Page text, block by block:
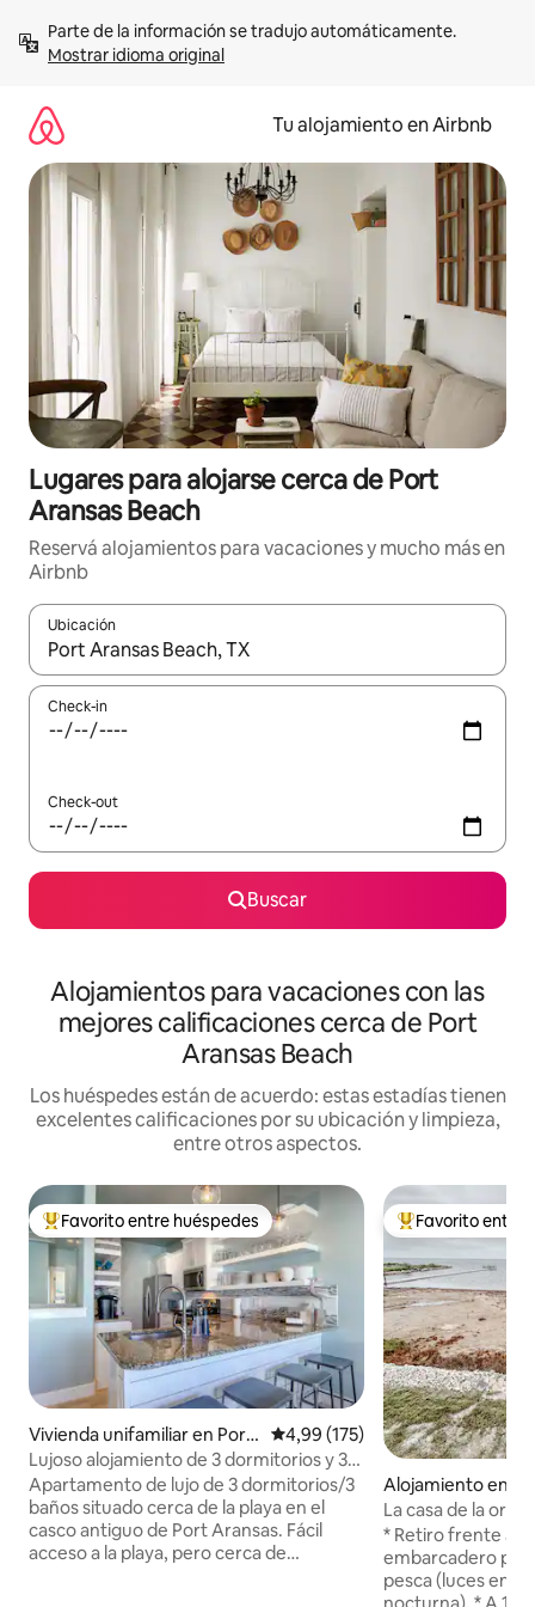
contenidoMostrar idioma original
Tu alojamiento en Airbnb
Lugares para alojarse cerca de Port
Aransas Beach
Reservá alojamientos para vacaciones y mucho más en
Airbnb
Ubicación
Cuando los resultados estén disponibles, navegá con las
Check-in
Check-out
Buscar
Alojamientos para vacaciones con las
mejores calificaciones cerca de Port
Aransas Beach
Los huéspedes están de acuerdo: estas estadías tienen
excelentes calificaciones por su ubicación y limpieza,
entre otros aspectos.
Favorito entre los huéspedes más destacados
Favorito entre huéspedes
Vivienda unifamiliar en Port
Aransas
Calificación promedio: 4,99 de
4,99 (175)
Lujoso alojamiento de 3 dormitorios y 3
baños en el casco antiguo de Port
Aransas
Apartamento de lujo de 3 dormitorios/3
baños situado cerca de la playa en el
casco antiguo de Port Aransas. Fácil
acceso a la playa, pero cerca de
Favorito entre
Favorito entre
Alojamiento en
La casa de la orilla
* Retiro frente al
embarcadero
pesca (luces en